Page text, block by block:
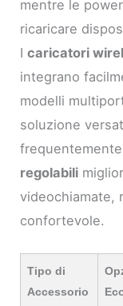
mentre le
ricaricare
Icaricatori
integrano
modelli
soluzione
regolabili
videochiamate,
confortevole.
Tipo di
Accessorio